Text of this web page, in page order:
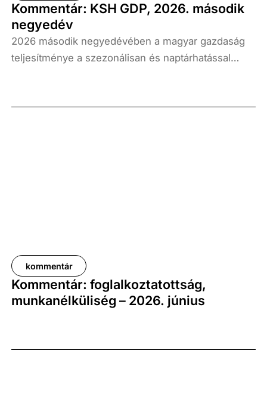
Kommentár: KSH GDP, 2026. második
negyedév
2026 második negyedévében a magyar gazdaság
teljesítménye a szezonálisan és naptárhatással
százalékkal, míg az előző negyedévhez képest 0,4
kommentár
Kommentár: foglalkoztatottság,
munkanélküliség – 2026. június